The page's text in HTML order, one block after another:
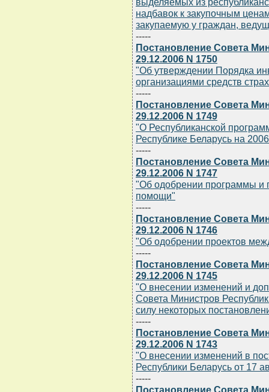
надбавок к закупочным
закупаемую у граждан,
-----
Постановление Совета
29.12.2006 N 1750
"Об утверждении Порядка
организациями средств
-----
Постановление Совета
29.12.2006 N 1749
"О Республиканской
Республике Беларусь на
-----
Постановление Совета
29.12.2006 N 1747
"Об одобрении программы и
помощи"
-----
Постановление Совета
29.12.2006 N 1746
"Об одобрении проектов
-----
Постановление Совета
29.12.2006 N 1745
"О внесении изменений и
Совета Министров
силу некоторых
-----
Постановление Совета
29.12.2006 N 1743
"О внесении изменений в
Республики Беларусь от 17
-----
Постановление Совета